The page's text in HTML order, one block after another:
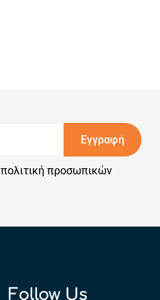
Εγγραφή
πολιτική προσωπικών
Follow Us